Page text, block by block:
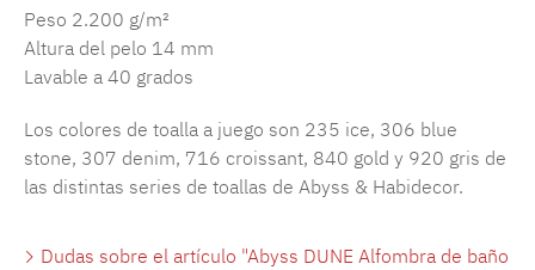
Peso 2.200 g/m²
Altura del pelo 14 mm
Lavable a 40 grados
Los colores de toalla a juego son 235 ice, 306 blue
stone, 307 denim, 716 croissant, 840 gold y 920 gris de
las distintas series de toallas de Abyss & Habidecor.
Dudas sobre el artículo "Abyss DUNE Alfombra de baño